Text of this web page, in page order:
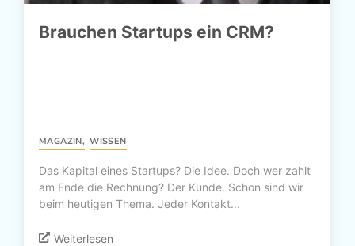
Brauchen Startups ein CRM?
MAGAZIN, WISSEN
Das Kapital eines Startups? Die Idee. Doch wer zahlt
am Ende die Rechnung? Der Kunde. Schon sind wir
beim heutigen Thema. Jeder Kontakt...
Weiterlesen